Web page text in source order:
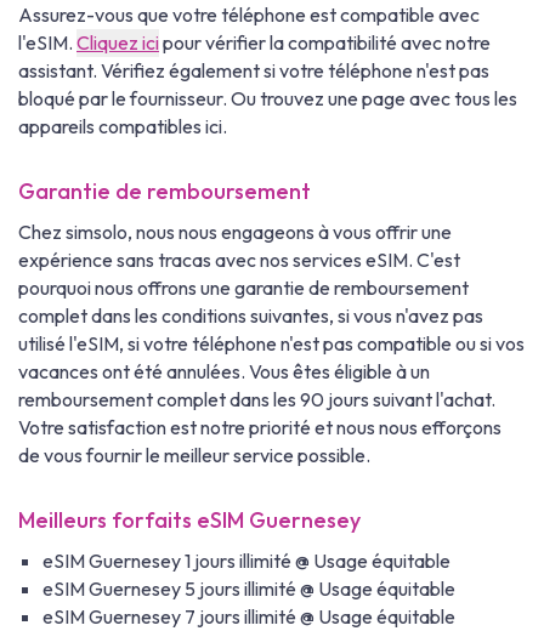
Assurez-vous que votre téléphone est compatible avec
l'eSIM. Cliquez icipour vérifier la compatibilité avec notre
assistant. Vérifiez également si votre téléphone n'est pas
bloqué par le fournisseur. Ou trouvez une page avec tous les
appareils compatibles ici.
Garantie de remboursement
Chez simsolo, nous nous engageons à vous offrir une
expérience sans tracas avec nos services eSIM. C'est
pourquoi nous offrons une garantie de remboursement
complet dans les conditions suivantes, si vous n'avez pas
utilisé l'eSIM, si votre téléphone n'est pas compatible ou si vos
vacances ont été annulées. Vous êtes éligible à un
remboursement complet dans les 90 jours suivant l'achat.
Votre satisfaction est notre priorité et nous nous efforçons
de vous fournir le meilleur service possible.
Meilleurs forfaits eSIM Guernesey
eSIM Guernesey 1 jours illimité @ Usage équitable
eSIM Guernesey 5 jours illimité @ Usage équitable
eSIM Guernesey 7 jours illimité @ Usage équitable